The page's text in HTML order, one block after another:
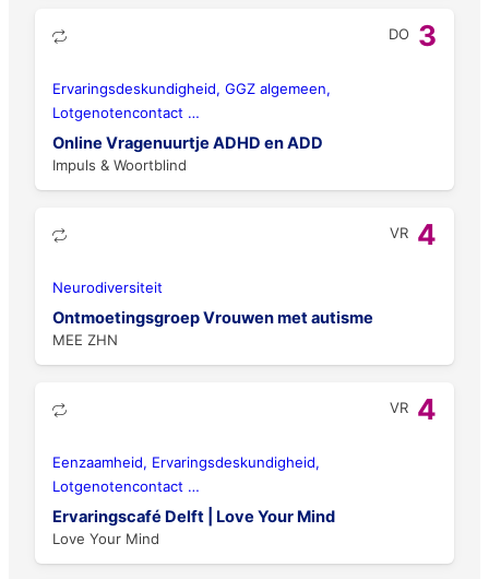
DO 3
Ervaringsdeskundigheid, GGZ algemeen,
Lotgenotencontact …
Online Vragenuurtje ADHD en ADD
Impuls & Woortblind
VR 4
Neurodiversiteit
Ontmoetingsgroep Vrouwen met autisme
MEE ZHN
VR 4
Eenzaamheid, Ervaringsdeskundigheid,
Lotgenotencontact …
Ervaringscafé Delft | Love Your Mind
Love Your Mind